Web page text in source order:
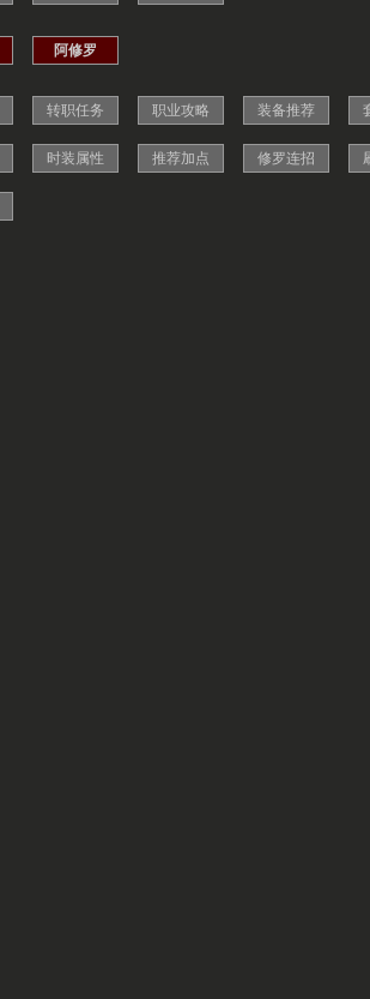
阿修罗
转职任务 职业攻略 装备推荐
时装属性 推荐加点 修罗连招